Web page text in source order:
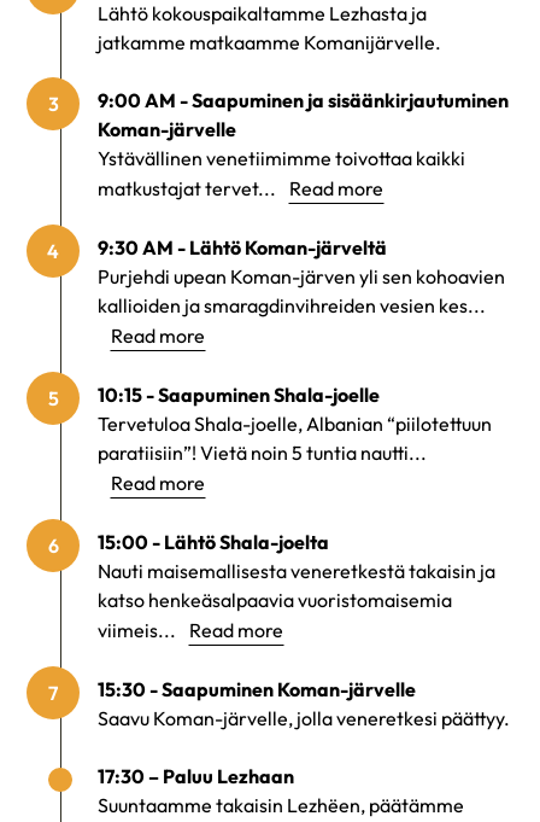
Lähtö kokouspaikaltamme Lezhasta ja
jatkamme matkaamme Komanijärvelle.
3
9:00 AM - Saapuminen ja sisäänkirjautuminen
Koman-järvelle
Ystävällinen venetiimimme toivottaa kaikki
matkustajat tervet...
Read more
4
9:30 AM - Lähtö Koman-järveltä
Purjehdi upean Koman-järven yli sen kohoavien
kallioiden ja smaragdinvihreiden vesien kes...
Read more
5
10:15 - Saapuminen Shala-joelle
Tervetuloa Shala-joelle, Albanian “piilotettuun
paratiisiin”! Vietä noin 5 tuntia nautti...
Read more
6
15:00 - Lähtö Shala-joelta
Nauti maisemallisesta veneretkestä takaisin ja
katso henkeäsalpaavia vuoristomaisemia
viimeis...
Read more
7
15:30 - Saapuminen Koman-järvelle
Saavu Koman-järvelle, jolla veneretkesi päättyy.
17:30 – Paluu Lezhaan
Suuntaamme takaisin Lezhëen, päätämme